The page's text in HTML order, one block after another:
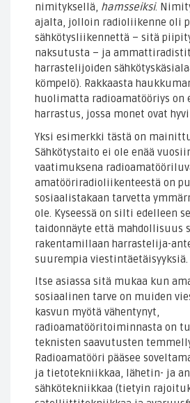
nimityksellä, hamsseiksi.
ajalta, jolloin radioliikenne oli
sähkötysliikennettä – sitä
naksutusta – ja
harrastelijoiden
kömpelö). Rakkaasta
huolimatta radioamatööriys
harrastus, jossa monet ovat
Yksi esimerkki tästä on
Sähkötystaito ei ole enää
vaatimuksena
amatööriradioliikenteestä on
sosiaalistakaan tarvetta
ole. Kyseessä on silti edelleen
taidonnäyte että mahdollisuus
rakentamillaan harrastelija-
suurempia viestintäetäisyyksiä.
Itse asiassa sitä mukaa kun
sosiaalinen tarve on muiden
kasvun myötä vähentynyt,
radioamatööritoiminnasta on
teknisten saavutusten
Radioamatööri pääsee
ja tietotekniikkaa, lähetin- ja
sähkötekniikkaa (tietyin